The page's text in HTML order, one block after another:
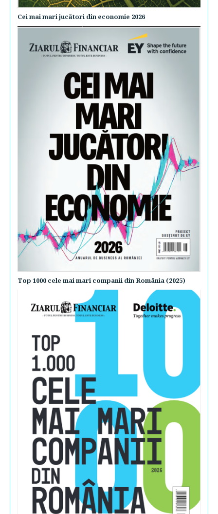
Cei mai mari jucători din economie 2026
Top 1000 cele mai mari companii din România (2025)